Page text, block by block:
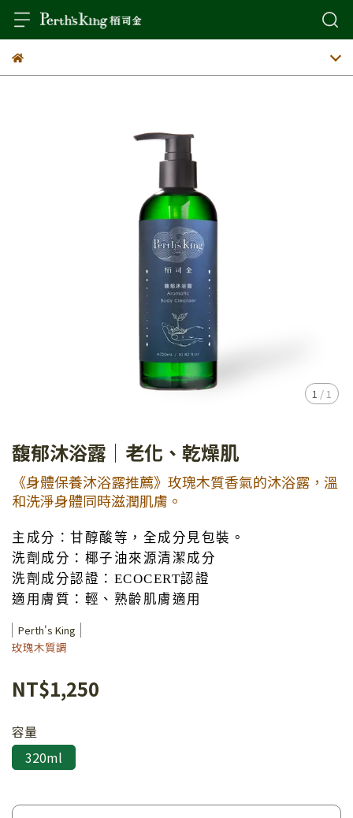
1 / 1
馥郁沐浴露｜老化、乾燥肌
《身體保養沐浴露推薦》玫瑰木質香氣的沐浴露，溫
和洗淨身體同時滋潤肌膚。
主成分：甘醇酸等，全成分見包裝。
洗劑成分：椰子油來源清潔成分
洗劑成分認證：ECOCERT認證
適用膚質：輕、熟齡肌膚適用
Perth's King
玫瑰木質調
NT$1,250
容量
320ml